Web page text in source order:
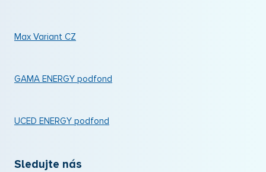
Max Variant CZ
GAMA ENERGY podfond
UCED ENERGY podfond
Sledujte nás